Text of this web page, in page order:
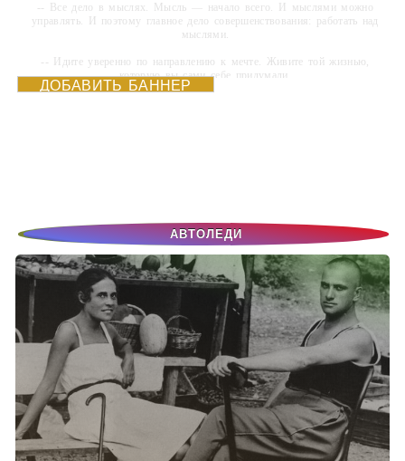
-- Все дело в мыслях. Мысль — начало всего. И мыслями можно
управлять. И поэтому главное дело совершенствования: работать над
мыслями.
-- Идите уверенно по направлению к мечте. Живите той жизнью,
которую вы сами себе придумали.
ДОБАВИТЬ БАННЕР
АВТОЛЕДИ